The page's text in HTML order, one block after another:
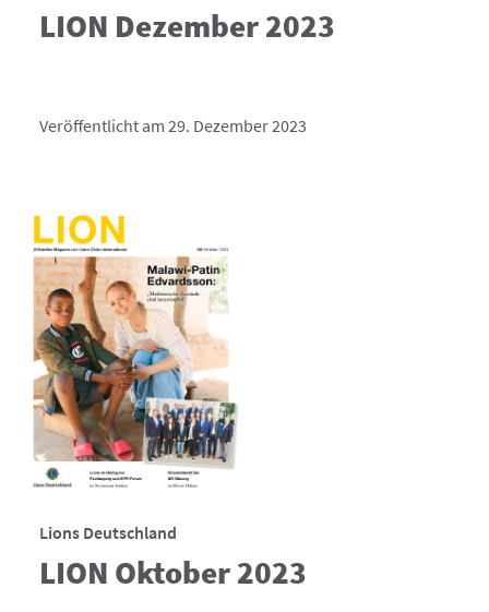
LION Dezember 2023
Veröffentlicht am 29. Dezember 2023
Lions Deutschland
LION Oktober 2023